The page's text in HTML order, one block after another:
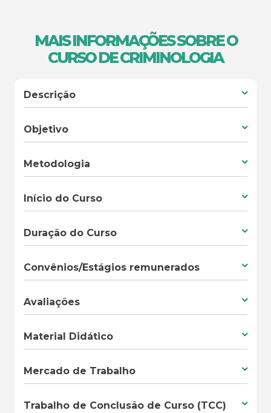
MAIS INFORMAÇÕES SOBRE O
CURSO DE CRIMINOLOGIA
Descrição
Objetivo
Metodologia
Início do Curso
Duração do Curso
Convênios/Estágios remunerados
Avaliações
Material Didático
Mercado de Trabalho
Trabalho de Conclusão de Curso (TCC)